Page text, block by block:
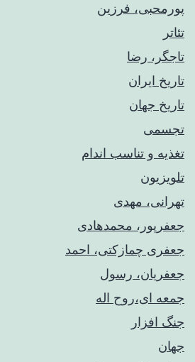
پورمحبی، فرزین
تئاتر
تاجگر، رضا
تاریخ ایران
تاریخ جهان
تجسمی
تغذیه و تناسب اندام
تلویزیون
تهرانی، مهدی
جعفرپور، محمدهادی
جعفری چمازکتی، احمد
جعفریان، رسول
جمعه ای،روح اله
جنگ افزار
جهان